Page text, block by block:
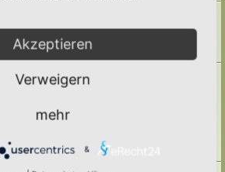
finden hier einen Platz.
Dauerhumus,
Akzeptieren
Verweigern
mehr
&